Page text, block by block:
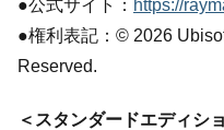
●公式サイト： https://
●権利表記：© 2026
Reserved.
＜スタンダードエディシ